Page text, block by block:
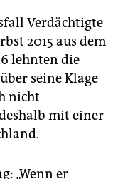
Verdächtigte
2015 aus dem
lehnten die
seine Klage
nicht
mit einer
„Wenn er